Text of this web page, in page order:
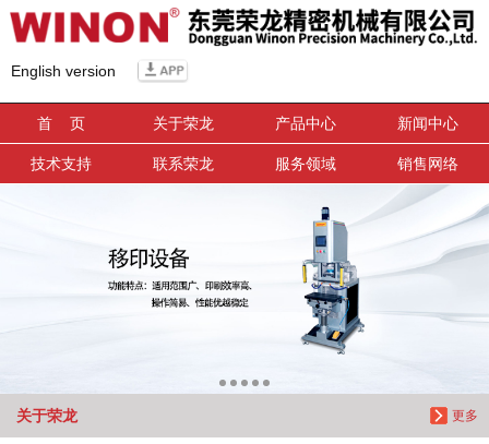
English version
首 页 关于荣龙 产品中心 新闻中心
技术支持 联系荣龙 服务领域 销售网络
更多
关于荣龙
信息搜索
搜索